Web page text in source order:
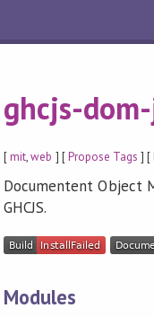
ghcjs-
[mit,web ] [Propose Tags ] [
Documentent Object
GHCJS.
Modules